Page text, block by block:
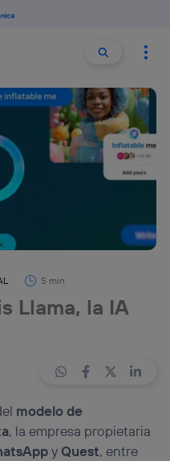
Buscar
5 min
Llama, la IA
modelo de
, la empresa propietaria
y Quest, entre